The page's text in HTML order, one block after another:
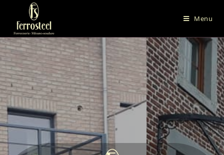
Menu